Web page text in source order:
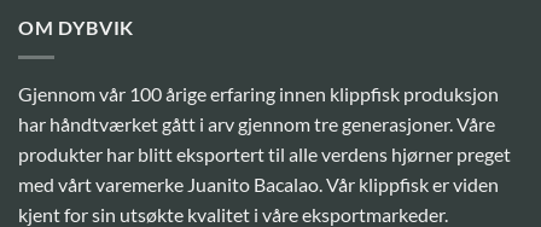
OM DYBVIK
Gjennom vår 100 årige erfaring innen klippfisk produksjon
har håndtværket gått i arv gjennom tre generasjoner. Våre
produkter har blitt eksportert til alle verdens hjørner preget
med vårt varemerke Juanito Bacalao. Vår klippfisk er viden
kjent for sin utsøkte kvalitet i våre eksportmarkeder.